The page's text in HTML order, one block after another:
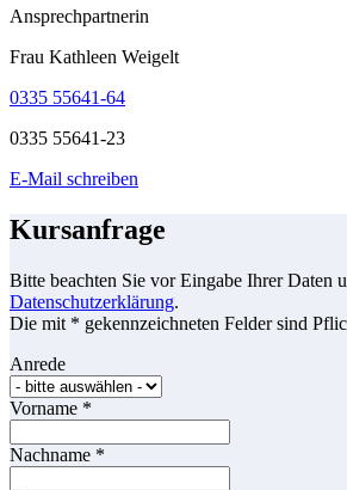
Ansprechpartnerin
Frau Kathleen Weigelt
0335 55641-64
0335 55641-23
E-Mail schreiben
Kursanfrage
Bitte beachten Sie vor Eingabe Ihrer Daten
Datenschutzerklärung.
Die mit * gekennzeichneten Felder sind
Anrede
Vorname *
Nachname *